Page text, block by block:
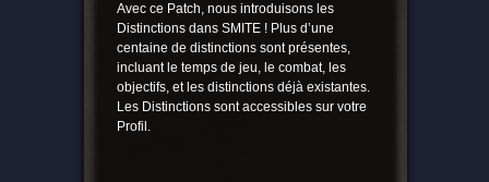
Avec ce Patch, nous introduisons les
Distinctions dans SMITE ! Plus d’une
centaine de distinctions sont présentes,
incluant le temps de jeu, le combat, les
objectifs, et les distinctions déjà existantes.
Les Distinctions sont accessibles sur votre
Profil.